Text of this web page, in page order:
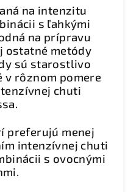
na intenzitu
s ľahkými
na prípravu
ostatné metódy
sú starostlivo
v rôznom pomere
chuti
preferujú menej
intenzívnej chuti
s ovocnými